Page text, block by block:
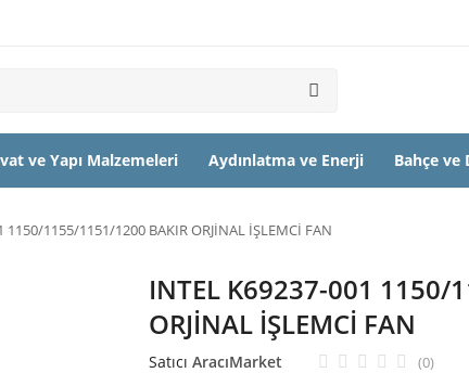
ve Yapı Malzemeleri Aydınlatma ve Enerji Bahçe ve
1150/1155/1151/1200 BAKIR ORJİNAL İŞLEMCİ FAN
INTEL K69237-001 1150/
ORJİNAL İŞLEMCİ FAN
Satıcı AracıMarket (0)